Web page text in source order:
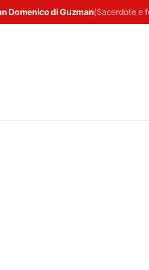
Domenico di Guzman(Sacerdote e